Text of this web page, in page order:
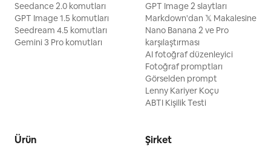
Seedance 2.0 komutları
GPT Image 1.5 komutları
Seedream 4.5 komutları
Gemini 3 Pro komutları
GPT Image 2 slaytları
Markdown'dan 𝕏 Makalesine
Nano Banana 2 ve Pro
karşılaştırması
AI fotoğraf düzenleyici
Fotoğraf promptları
Görselden prompt
Lenny Kariyer Koçu
ABTI Kişilik Testi
Ürün Şirket